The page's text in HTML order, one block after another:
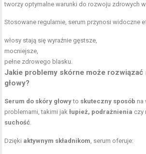
tworzy optymalne warunki do rozwoju zdrowych
Stosowane regularnie, serum przynosi widoczne
włosy stają się wyraźnie gęstsze,
mocniejsze,
pełne zdrowego blasku.
Jakie problemy skórne może
głowy?
Serum do skóry głowyto skuteczny sposób na
problemami, takimi jakłupież, podrażnienia czy
suchość.
Dzięki aktywnym składnikom, serum oferuje: